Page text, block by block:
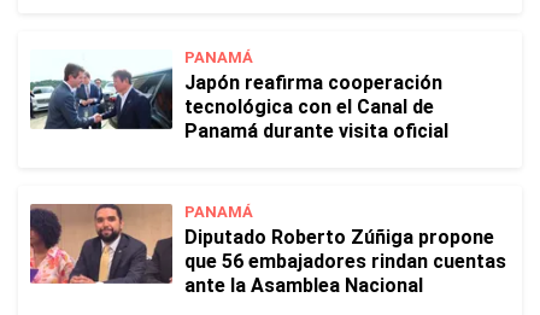
PANAMÁ
Japón reafirma cooperación
tecnológica con el Canal de
Panamá durante visita oficial
PANAMÁ
Diputado Roberto Zúñiga propone
que 56 embajadores rindan cuentas
ante la Asamblea Nacional